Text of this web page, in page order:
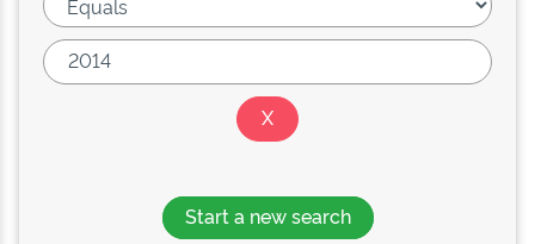
Start a new search